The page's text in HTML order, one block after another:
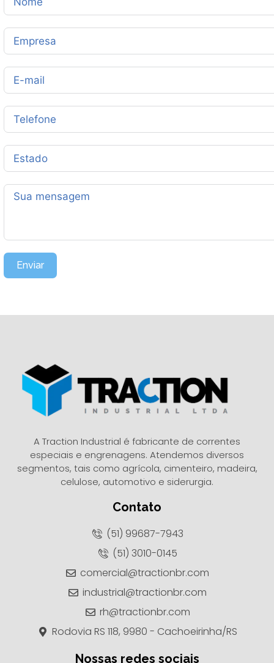
Enviar
A Traction Industrial é fabricante de correntes
especiais e engrenagens. Atendemos diversos
segmentos, tais como agrícola, cimenteiro, madeira,
celulose, automotivo e siderurgia.
Contato
(51) 99687-7943
(51) 3010-0145
comercial@tractionbr.com
industrial@tractionbr.com
rh@tractionbr.com
Rodovia RS 118, 9980 - Cachoeirinha/RS
Nossas redes sociais